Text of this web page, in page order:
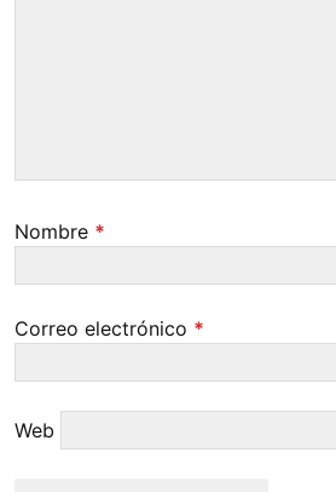
Nombre *
Correo electrónico *
Web